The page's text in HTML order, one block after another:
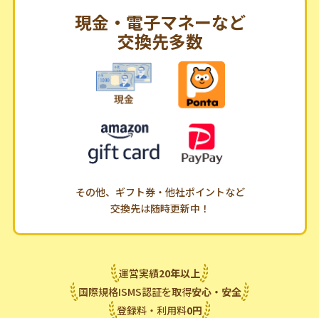
現金・電子マネーなど
交換先多数
その他、ギフト券・他社ポイントなど
交換先は随時更新中！
運営実績20年以上
国際規格ISMS認証を取得安心・安全
登録料・利用料0円